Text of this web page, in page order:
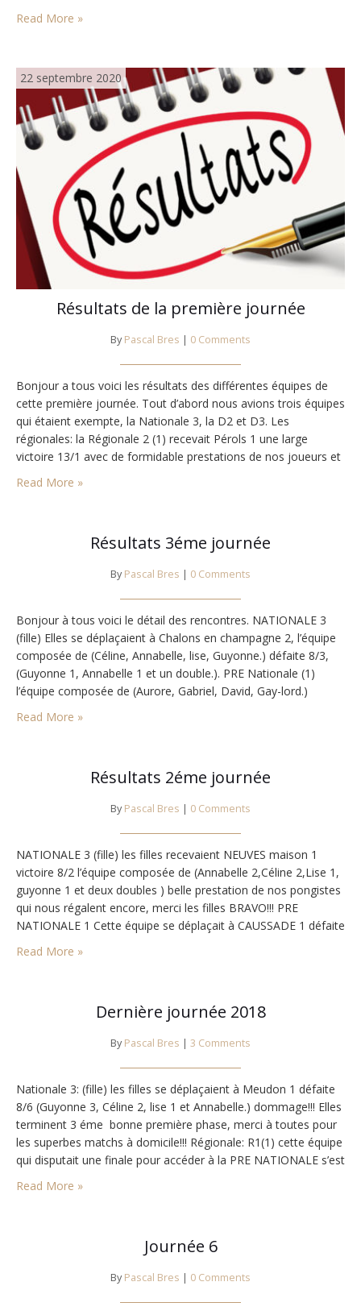
Read More »
22 septembre 2020
Résultats de la première journée
By Pascal Bres | 0 Comments
Bonjour a tous voici les résultats des différentes équipes de
cette première journée. Tout d’abord nous avions trois équipes
qui étaient exempte, la Nationale 3, la D2 et D3. Les
régionales: la Régionale 2 (1) recevait Pérols 1 une large
victoire 13/1 avec de formidable prestations de nos joueurs et
une mention particulière à NOA v qui fait trois perf…
Read More »
Résultats 3éme journée
By Pascal Bres | 0 Comments
Bonjour à tous voici le détail des rencontres. NATIONALE 3
(fille) Elles se déplaçaient à Chalons en champagne 2, l’équipe
composée de (Céline, Annabelle, lise, Guyonne.) défaite 8/3,
(Guyonne 1, Annabelle 1 et un double.). PRE Nationale (1)
l’équipe composée de (Aurore, Gabriel, David, Gay-lord.)
recevait Béziers 1 défaire 2/12 (David 1, Gabriel 1.) courage à
Read More »
Résultats 2éme journée
By Pascal Bres | 0 Comments
NATIONALE 3 (fille) les filles recevaient NEUVES maison 1
victoire 8/2 l’équipe composée de (Annabelle 2,Céline 2,Lise 1,
guyonne 1 et deux doubles ) belle prestation de nos pongistes
qui nous régalent encore, merci les filles BRAVO!!! PRE
NATIONALE 1 Cette équipe se déplaçait à CAUSSADE 1 défaite
9/5 l’équipe composée de (Aurore 1, gabriel 2,david 1,gaylord
Read More »
Dernière journée 2018
By Pascal Bres | 3 Comments
Nationale 3: (fille) les filles se déplaçaient à Meudon 1 défaite
8/6 (Guyonne 3, Céline 2, lise 1 et Annabelle.) dommage!!! Elles
terminent 3 éme bonne première phase, merci à toutes pour
les superbes matchs à domicile!!! Régionale: R1(1) cette équipe
qui disputait une finale pour accéder à la PRE NATIONALE s’est
imposée face à Trébes 1 9/5 (Gabriel 3,…
Read More »
Journée 6
By Pascal Bres | 0 Comments